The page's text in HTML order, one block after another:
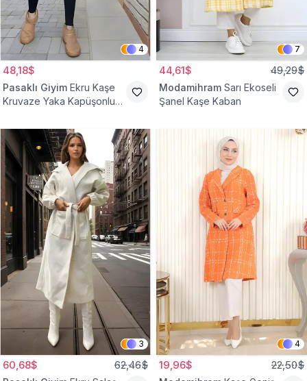
4
48,18$
Pasaklı Giyim Ekru Kaşe
Kruvaze Yaka Kapüşonlu
7
44,61$ 49,29$
Modamihram Sarı Ekoseli
Şanel Kaşe Kaban
3
60,68$ 62,46$
4
19,96$ 22,50$